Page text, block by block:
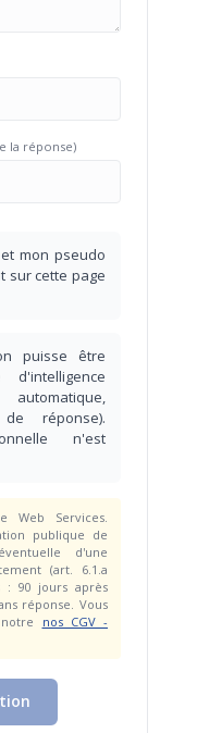
la réponse)
mon pseudo
sur cette page
puisse être
réponse).
n'est
Web Services.
publique de
d'une
(art. 6.1.a
: 90 jours après
réponse. Vous
nos CGV -